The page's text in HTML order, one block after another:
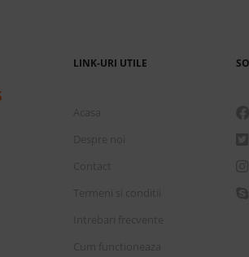
LINK-URI UTILE